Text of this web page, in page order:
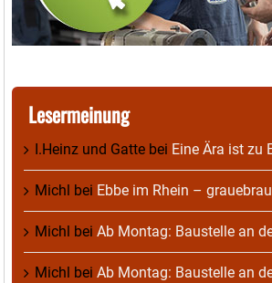
Lesermeinung
I.Heinz und Gatte bei Eine Ära ist zu
Michl bei Ebbe im Rhein –
Michl bei Ab Montag: Baustelle an
Michl bei Ab Montag: Baustelle an